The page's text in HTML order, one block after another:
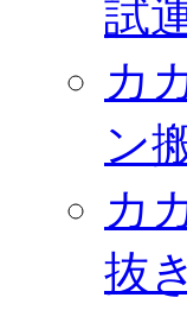
試
カ
ン
カ
抜